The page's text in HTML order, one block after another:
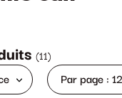
(11)
Par page : 12